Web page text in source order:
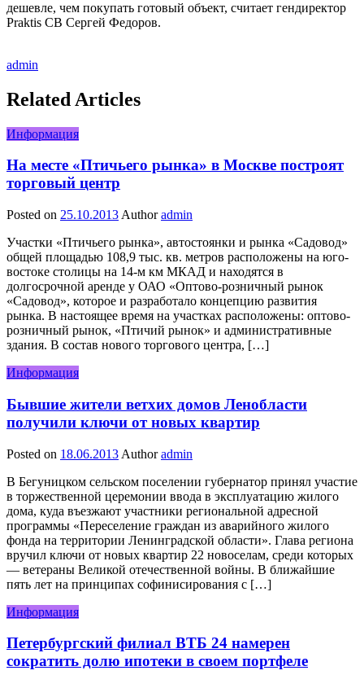
дешевле, чем покупать готовый объект, считает гендиректор
Praktis CB Сергей Федоров.
admin
Related Articles
Информация
На месте «Птичьего рынка» в Москве построят
торговый центр
Posted on 25.10.2013 Author admin
Участки «Птичьего рынка», автостоянки и рынка «Садовод»
общей площадью 108,9 тыс. кв. метров расположены на юго-
востоке столицы на 14-м км МКАД и находятся в
долгосрочной аренде у ОАО «Оптово-розничный рынок
«Садовод», которое и разработало концепцию развития
рынка. В настоящее время на участках расположены: оптово-
розничный рынок, «Птичий рынок» и административные
здания. В состав нового торгового центра, […]
Информация
Бывшие жители ветхих домов Ленобласти
получили ключи от новых квартир
Posted on 18.06.2013 Author admin
В Бегуницком сельском поселении губернатор принял участие
в торжественной церемонии ввода в эксплуатацию жилого
дома, куда въезжают участники региональной адресной
программы «Переселение граждан из аварийного жилого
фонда на территории Ленинградской области». Глава региона
вручил ключи от новых квартир 22 новоселам, среди которых
— ветераны Великой отечественной войны. В ближайшие
пять лет на принципах софинисирования с […]
Информация
Петербургский филиал ВТБ 24 намерен
сократить долю ипотеки в своем портфеле